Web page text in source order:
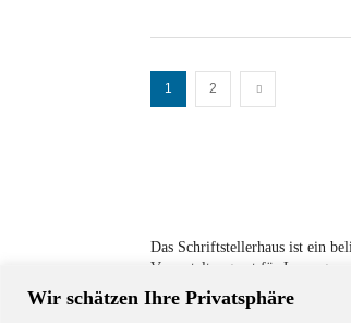
Wir schätzen Ihre Privatsphäre
1 2
Das Schriftstellerhaus ist ein
Veranstaltungsort für Lesungen,